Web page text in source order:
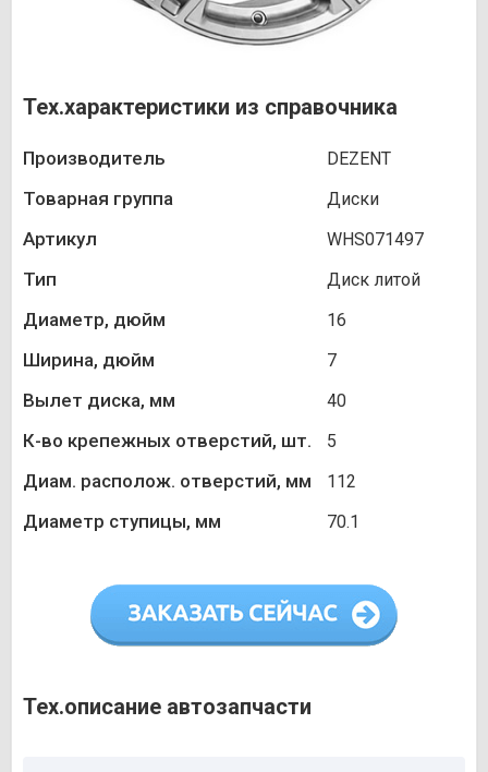
Тех.характеристики из справочника
Производитель DEZENT
Товарная группа Диски
Артикул WHS071497
Тип Диск литой
Диаметр, дюйм 16
Ширина, дюйм 7
Вылет диска, мм 40
К-во крепежных отверстий, шт. 5
Диам. располож. отверстий, мм 112
Диаметр ступицы, мм 70.1
Тех.описание автозапчасти